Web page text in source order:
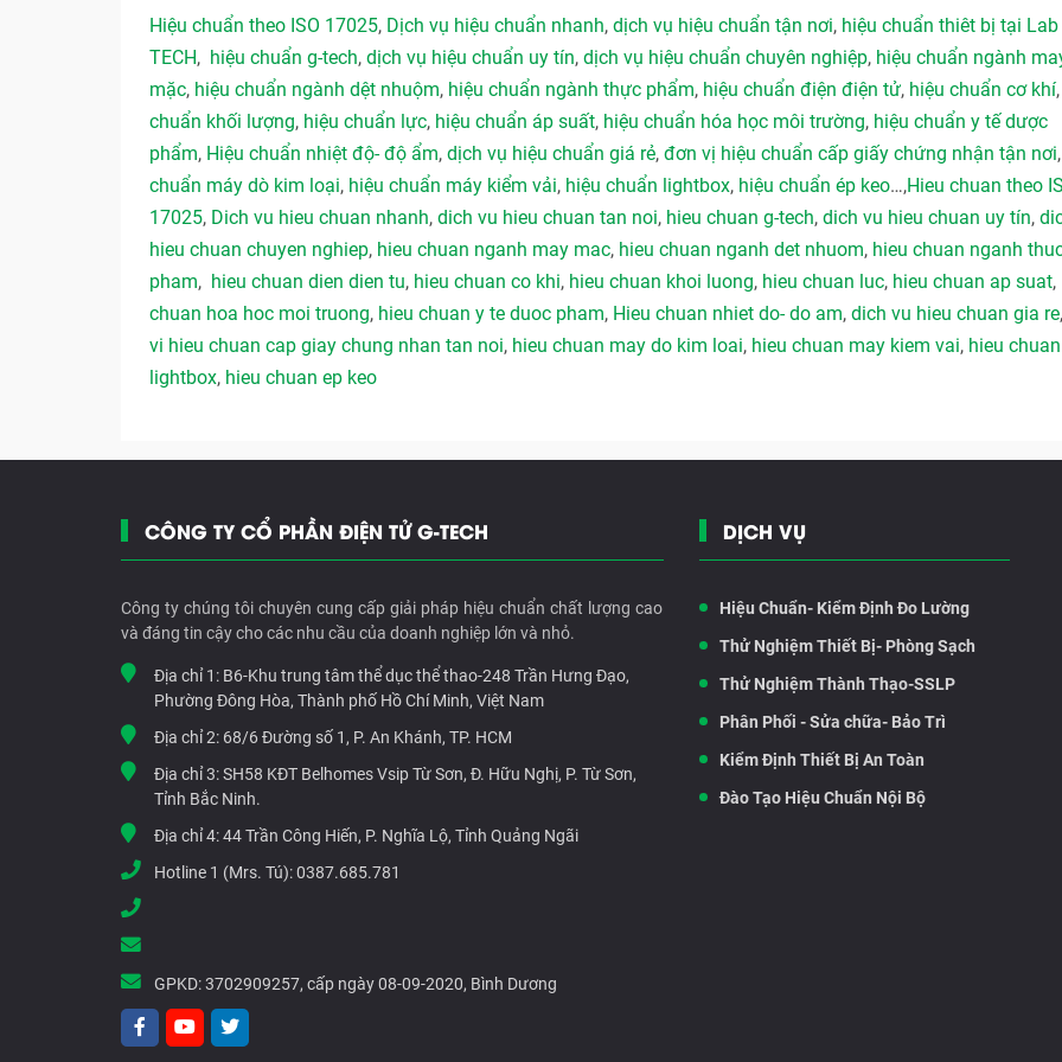
Hiệu chuẩn theo ISO 17025, Dịch vụ hiệu chuẩn nhanh, dịch vụ hiệu chuẩn tận nơi, hiệu chuẩn thiêt bị tại Lab
TECH, hiệu chuẩn g-tech, dịch vụ hiệu chuẩn uy tín, dịch vụ hiệu chuẩn chuyên nghiệp, hiệu chuẩn ngành
mặc, hiệu chuẩn ngành dệt nhuộm, hiệu chuẩn ngành thực phẩm, hiệu chuẩn điện điện tử, hiệu chuẩn cơ khí
chuẩn khối lượng, hiệu chuẩn lực, hiệu chuẩn áp suất, hiệu chuẩn hóa học môi trường, hiệu chuẩn y tế dược
phẩm, Hiệu chuẩn nhiệt độ- độ ẩm, dịch vụ hiệu chuẩn giá rẻ, đơn vị hiệu chuẩn cấp giấy chứng nhận tận nơi
chuẩn máy dò kim loại, hiệu chuẩn máy kiểm vải, hiệu chuẩn lightbox, hiệu chuẩn ép keo…,Hieu chuan theo
17025, Dich vu hieu chuan nhanh, dich vu hieu chuan tan noi, hieu chuan g-tech, dich vu hieu chuan uy tín,
hieu chuan chuyen nghiep, hieu chuan nganh may mac, hieu chuan nganh det nhuom, hieu chuan nganh
pham, hieu chuan dien dien tu, hieu chuan co khi, hieu chuan khoi luong, hieu chuan luc, hieu chuan ap suat,
chuan hoa hoc moi truong, hieu chuan y te duoc pham, Hieu chuan nhiet do- do am, dich vu hieu chuan gia re
vi hieu chuan cap giay chung nhan tan noi, hieu chuan may do kim loai, hieu chuan may kiem vai, hieu chuan
lightbox, hieu chuan ep keo
CÔNG TY CỔ PHẦN ĐIỆN TỬ G-TECH
Công ty chúng tôi chuyên cung cấp giải pháp hiệu chuẩn chất lượng cao
và đáng tin cậy cho các nhu cầu của doanh nghiệp lớn và nhỏ.
Địa chỉ 1: B6-Khu trung tâm thể dục thể thao-248 Trần Hưng Đạo,
Phường Đông Hòa, Thành phố Hồ Chí Minh, Việt Nam
Địa chỉ 2: 68/6 Đường số 1, P. An Khánh, TP. HCM
Địa chỉ 3:SH58 KĐT Belhomes Vsip Từ Sơn, Đ. Hữu Nghị, P. Từ Sơn,
Tỉnh Bắc Ninh.
Địa chỉ 4:44 Trần Công Hiến, P. Nghĩa Lộ, Tỉnh Quảng Ngãi
Hotline 1 (Mrs. Tú):0387.685.781
GPKD:3702909257, cấp ngày 08-09-2020, Bình Dương
DỊCH VỤ
Hiệu Chuẩn- Kiểm Định Đo Lường
Thử Nghiệm Thiết Bị- Phòng Sạch
Thử Nghiệm Thành Thạo-SSLP
Phân Phối - Sửa chữa- Bảo Trì
Kiểm Định Thiết Bị An Toàn
Đào Tạo Hiệu Chuẩn Nội Bộ